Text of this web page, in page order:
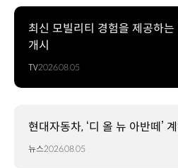
최신 모빌리티 경험을 제공하
개시
TV2026.08.05
현대자동차, ‘디 올 뉴 아반떼’
뉴스2026.08.05